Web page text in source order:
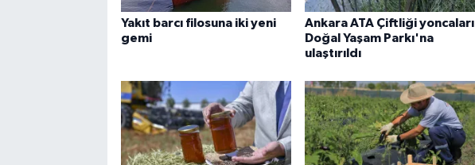
Yakıt barcı filosuna iki yeni
gemi
Ankara ATA Çiftliği yoncaları
Doğal Yaşam Parkı'na
ulaştırıldı